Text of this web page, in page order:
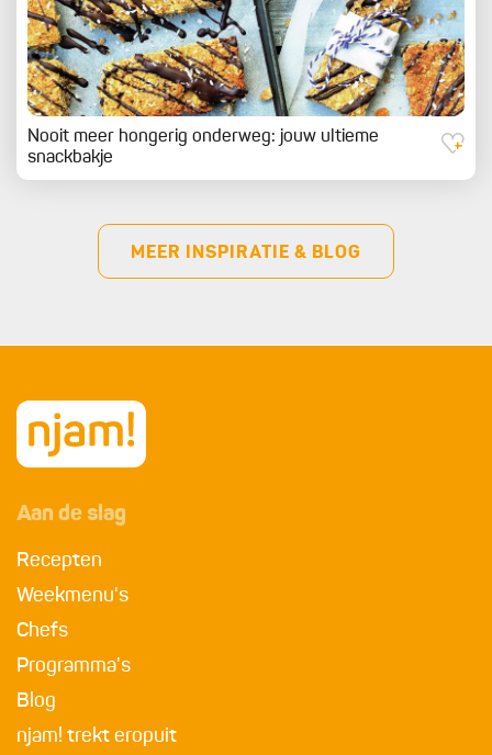
Nooit meer hongerig onderweg: jouw ultieme
snackbakje
MEER INSPIRATIE & BLOG
Aan de slag
Recepten
Weekmenu's
Chefs
Programma's
Blog
njam! trekt eropuit